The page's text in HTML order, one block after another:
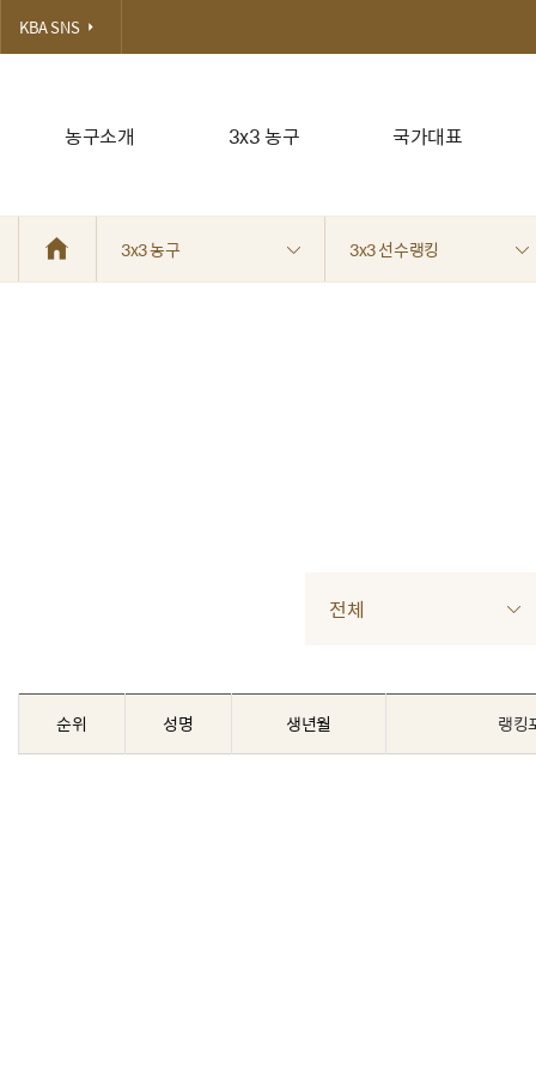
농구소개 3x3 농구 국가대표
KBA SNS
3x3 농구 3x3 선수랭킹
전체
순위 성명 생년월 랭킹